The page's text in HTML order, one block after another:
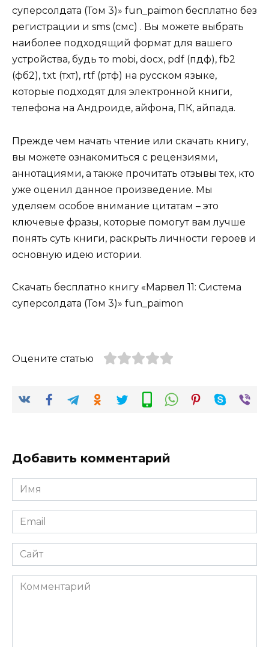
суперсолдата (Том 3)» fun_paimon бесплатно без
регистрации и sms (смс) . Вы можете выбрать
наиболее подходящий формат для вашего
устройства, будь то mobi, docx, pdf (пдф), fb2
(фб2), txt (тхт), rtf (ртф) на русском языке,
которые подходят для электронной книги,
телефона на Андроиде, айфона, ПК, айпада.
Прежде чем начать чтение или скачать книгу,
вы можете ознакомиться с рецензиями,
аннотациями, а также прочитать отзывы тех, кто
уже оценил данное произведение. Мы
уделяем особое внимание цитатам – это
ключевые фразы, которые помогут вам лучше
понять суть книги, раскрыть личности героев и
основную идею истории.
Скачать бесплатно книгу «Марвел 11: Система
суперсолдата (Том 3)» fun_paimon
Оцените статью
Добавить комментарий
Имя
*
Email
*
Сайт
Комментарий